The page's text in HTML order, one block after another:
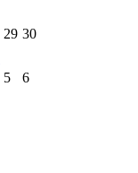
29 30
5 6